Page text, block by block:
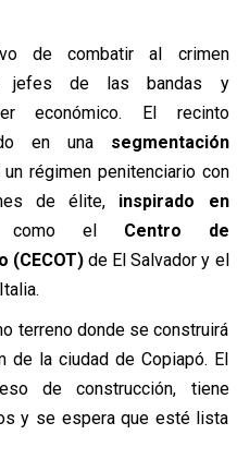
de combatir al crimen
jefes de las bandas y
económico. El recinto
en una segmentación
régimen penitenciario con
de élite, inspirado en
el Centro de
(CECOT)de El Salvador y el
terreno donde se construirá
de la ciudad de Copiapó. El
de construcción, tiene
y se espera que esté lista